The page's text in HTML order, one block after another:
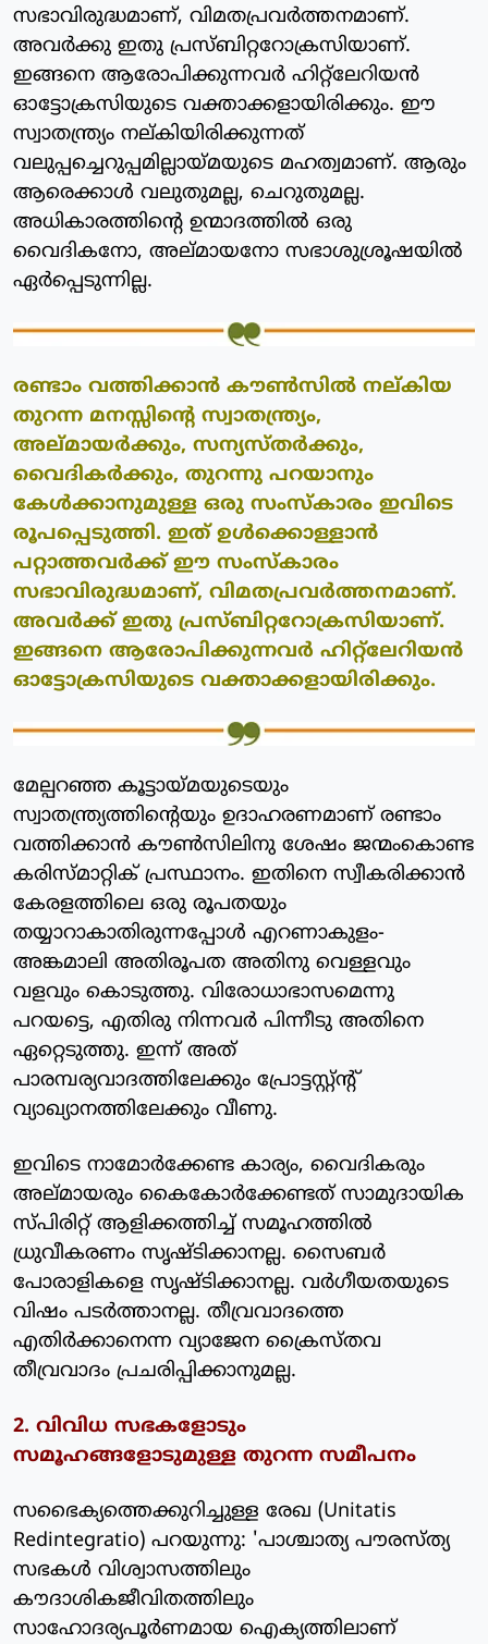
സഭാവിരുദ്ധമാണ്, വിമതപ്രവര്‍ത്തനമാണ്.
അവര്‍ക്കു ഇതു പ്രസ്ബിറ്ററോക്രസിയാണ്.
ഇങ്ങനെ ആരോപിക്കുന്നവര്‍ ഹിറ്റ്‌ലേറിയന്‍
ഓട്ടോക്രസിയുടെ വക്താക്കളായിരിക്കും. ഈ
സ്വാതന്ത്ര്യം നല്കിയിരിക്കുന്നത്
വലുപ്പച്ചെറുപ്പമില്ലായ്മയുടെ മഹത്വമാണ്. ആരും
ആരെക്കാള്‍ വലുതുമല്ല, ചെറുതുമല്ല.
അധികാരത്തിന്റെ ഉന്മാദത്തില്‍ ഒരു
വൈദികനോ, അല്മായനോ സഭാശുശ്രൂഷയില്‍
ഏര്‍പ്പെടുന്നില്ല.
രണ്ടാം വത്തിക്കാന്‍ കൗണ്‍സില്‍ നല്കിയ
തുറന്ന മനസ്സിന്റെ സ്വാതന്ത്ര്യം,
അല്മായര്‍ക്കും, സന്യസ്തര്‍ക്കും,
വൈദികര്‍ക്കും, തുറന്നു പറയാനും
കേള്‍ക്കാനുമുള്ള ഒരു സംസ്‌കാരം ഇവിടെ
രൂപപ്പെടുത്തി. ഇത് ഉള്‍ക്കൊള്ളാന്‍
പറ്റാത്തവര്‍ക്ക് ഈ സംസ്‌കാരം
സഭാവിരുദ്ധമാണ്, വിമതപ്രവര്‍ത്തനമാണ്.
അവര്‍ക്ക് ഇതു പ്രസ്ബിറ്ററോക്രസിയാണ്.
ഇങ്ങനെ ആരോപിക്കുന്നവര്‍ ഹിറ്റ്‌ലേറിയന്‍
ഓട്ടോക്രസിയുടെ വക്താക്കളായിരിക്കും.
മേല്പറഞ്ഞ കൂട്ടായ്മയുടെയും
സ്വാതന്ത്ര്യത്തിന്റെയും ഉദാഹരണമാണ് രണ്ടാം
വത്തിക്കാന്‍ കൗണ്‍സിലിനു ശേഷം ജന്മംകൊണ്ട
കരിസ്മാറ്റിക് പ്രസ്ഥാനം. ഇതിനെ സ്വീകരിക്കാന്‍
കേരളത്തിലെ ഒരു രൂപതയും
തയ്യാറാകാതിരുന്നപ്പോള്‍ എറണാകുളം-
അങ്കമാലി അതിരൂപത അതിനു വെള്ളവും
വളവും കൊടുത്തു. വിരോധാഭാസമെന്നു
പറയട്ടെ, എതിരു നിന്നവര്‍ പിന്നീടു അതിനെ
ഏറ്റെടുത്തു. ഇന്ന് അത്
പാരമ്പര്യവാദത്തിലേക്കും പ്രോട്ടസ്റ്റ്ന്റ്
വ്യാഖ്യാനത്തിലേക്കും വീണു.
ഇവിടെ നാമോര്‍ക്കേണ്ട കാര്യം, വൈദികരും
അല്മായരും കൈകോര്‍ക്കേണ്ടത് സാമുദായിക
സ്പിരിറ്റ് ആളിക്കത്തിച്ച് സമൂഹത്തില്‍
ധ്രുവീകരണം സൃഷ്ടിക്കാനല്ല. സൈബര്‍
പോരാളികളെ സൃഷ്ടിക്കാനല്ല. വര്‍ഗീയതയുടെ
വിഷം പടര്‍ത്താനല്ല. തീവ്രവാദത്തെ
എതിര്‍ക്കാനെന്ന വ്യാജേന ക്രൈസ്തവ
തീവ്രവാദം പ്രചരിപ്പിക്കാനുമല്ല.
2. വിവിധ സഭകളോടും
സമൂഹങ്ങളോടുമുള്ള തുറന്ന സമീപനം
സഭൈക്യത്തെക്കുറിച്ചുള്ള രേഖ (Unitatis
Redintegratio) പറയുന്നു: 'പാശ്ചാത്യ പൗരസ്ത്യ
സഭകള്‍ വിശ്വാസത്തിലും
കൗദാശികജീവിതത്തിലും
സാഹോദര്യപൂര്‍ണമായ ഐക്യത്തിലാണ്